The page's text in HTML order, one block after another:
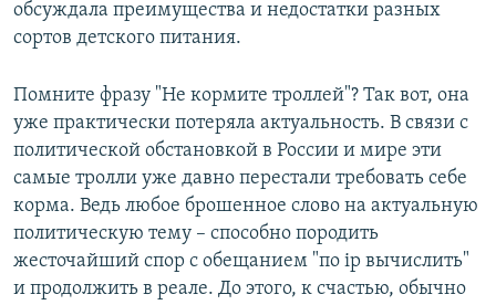
обсуждала преимущества и недостатки разных
сортов детского питания.
Помните фразу "Не кормите троллей"? Так вот, она
уже практически потеряла актуальность. В связи с
политической обстановкой в России и мире эти
самые тролли уже давно перестали требовать себе
корма. Ведь любое брошенное слово на актуальную
политическую тему – способно породить
жесточайший спор с обещанием "по ip вычислить"
и продолжить в реале. До этого, к счастью, обычно